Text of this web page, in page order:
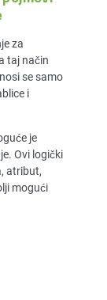
za
taj način
se samo
i
je
Ovi logički
atribut,
mogući